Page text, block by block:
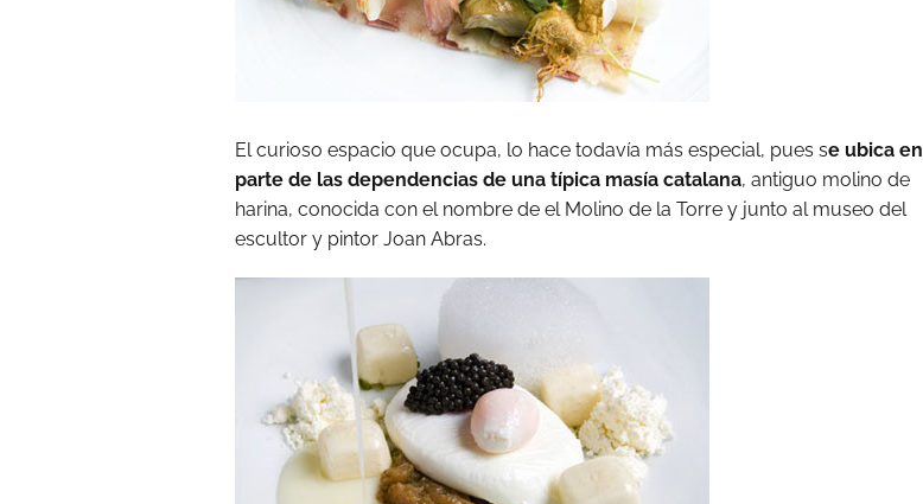
El curioso espacio que ocupa, lo hace todavía más especial, pues se ubica en
parte de las dependencias de una típica masía catalana, antiguo molino de
harina, conocida con el nombre de el Molino de la Torre y junto al museo del
escultor y pintor Joan Abras.